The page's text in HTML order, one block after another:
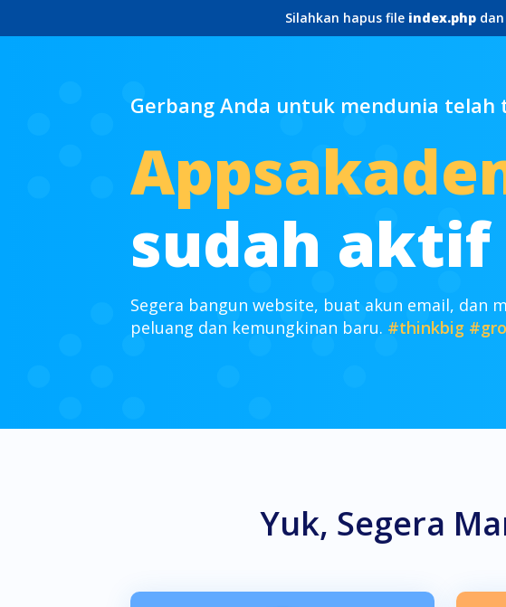
Silahkan hapus file index.phpdan
Gerbang Anda untuk mendunia telah
sudah aktif
Segera bangun website, buat akun email, dan
peluang dan kemungkinan baru. #thinkbig
Yuk, Segera